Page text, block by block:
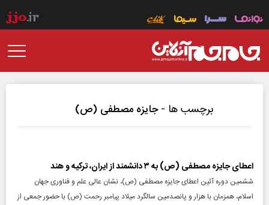
برچسب ها -جایزه مصطفی (ص)
اعطای جایزه مصطفی (ص) به ۳ دانشمند از ایران، ترکیه و هند
ششمین دوره آئین اعطای جایزه مصطفی (ص)، نشان عالی علم و فناوری جهان
اسلام، همزمان با هزار و پانصدمین سالگرد میلاد پیامبر رحمت (ص) با حضور جمعی از